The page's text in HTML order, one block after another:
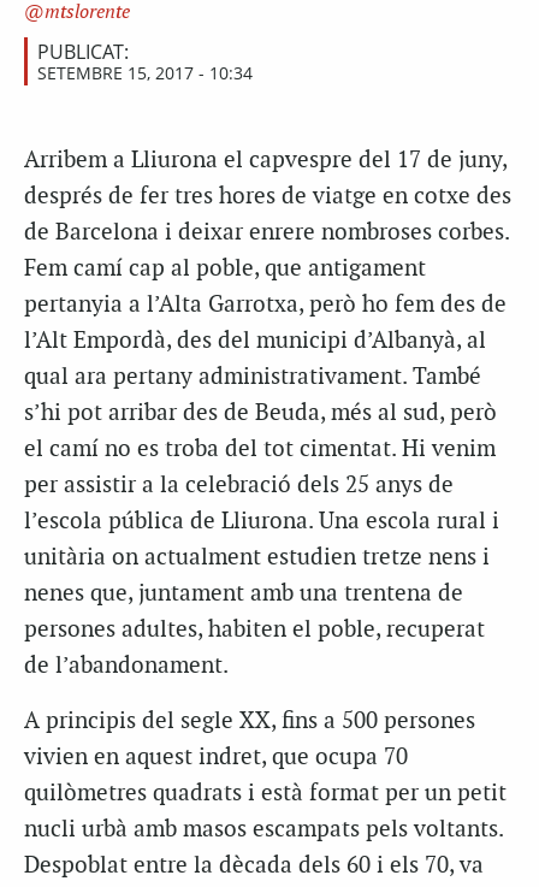
mtslorente
PUBLICAT:
SETEMBRE 15, 2017 - 10:34
Arribem a Lliurona el capvespre del 17 de juny,
després de fer tres hores de viatge en cotxe des
de Barcelona i deixar enrere nombroses corbes.
Fem camí cap al poble, que antigament
pertanyia a l’Alta Garrotxa, però ho fem des de
l’Alt Empordà, des del municipi d’Albanyà, al
qual ara pertany administrativament. També
s’hi pot arribar des de Beuda, més al sud, però
el camí no es troba del tot cimentat. Hi venim
per assistir a la celebració dels 25 anys de
l’escola pública de Lliurona. Una escola rural i
unitària on actualment estudien tretze nens i
nenes que, juntament amb una trentena de
persones adultes, habiten el poble, recuperat
de l’abandonament.
A principis del segle XX, fins a 500 persones
vivien en aquest indret, que ocupa 70
quilòmetres quadrats i està format per un petit
nucli urbà amb masos escampats pels voltants.
Despoblat entre la dècada dels 60 i els 70, va